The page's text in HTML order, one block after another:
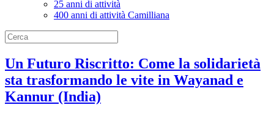
25 anni di attività
400 anni di attività Camilliana
Un Futuro Riscritto: Come la solidarietà
sta trasformando le vite in Wayanad e
Kannur (India)